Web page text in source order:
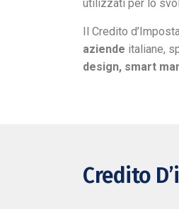
utilizzati per lo
Il Credito
aziende italiane,
design, smart
Credito